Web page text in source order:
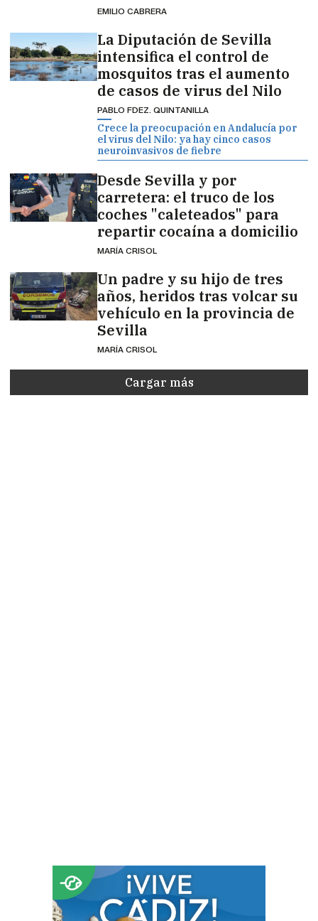
EMILIO CABRERA
La Diputación de Sevilla
intensifica el control de
mosquitos tras el aumento
de casos de virus del Nilo
PABLO FDEZ. QUINTANILLA
Crece la preocupación en Andalucía por
el virus del Nilo: ya hay cinco casos
neuroinvasivos de fiebre
Desde Sevilla y por
carretera: el truco de los
coches "caleteados" para
repartir cocaína a domicilio
MARÍA CRISOL
Un padre y su hijo de tres
años, heridos tras volcar su
vehículo en la provincia de
Sevilla
MARÍA CRISOL
Cargar más